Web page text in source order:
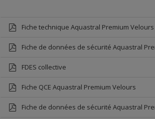
Fiche technique Aquastral Premium Velours
Fiche de données de sécurité Aquastral
FDES collective
Fiche QCE Aquastral Premium Velours
Fiche de données de sécurité Aquastral